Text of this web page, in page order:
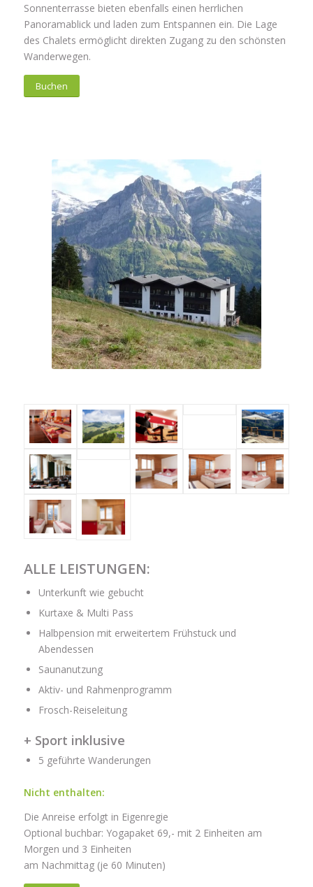
Sonnenterrasse bieten ebenfalls einen herrlichen
Panoramablick und laden zum Entspannen ein. Die Lage
des Chalets ermöglicht direkten Zugang zu den schönsten
Wanderwegen.
Buchen
ALLE LEISTUNGEN:
Unterkunft wie gebucht
Kurtaxe & Multi Pass
Halbpension mit erweitertem Frühstuck und
Abendessen
Saunanutzung
Aktiv- und Rahmenprogramm
Frosch-Reiseleitung
+ Sport inklusive
5 geführte Wanderungen
Nicht enthalten:
Die Anreise erfolgt in Eigenregie
Optional buchbar: Yogapaket 69,- mit 2 Einheiten am
Morgen und 3 Einheiten
am Nachmittag (je 60 Minuten)